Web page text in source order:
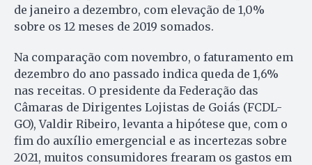
de janeiro a dezembro, com elevação de 1,0%
sobre os 12 meses de 2019 somados.
Na comparação com novembro, o faturamento em
dezembro do ano passado indica queda de 1,6%
nas receitas. O presidente da Federação das
Câmaras de Dirigentes Lojistas de Goiás (FCDL-
GO), Valdir Ribeiro, levanta a hipótese que, com o
fim do auxílio emergencial e as incertezas sobre
2021, muitos consumidores frearam os gastos em